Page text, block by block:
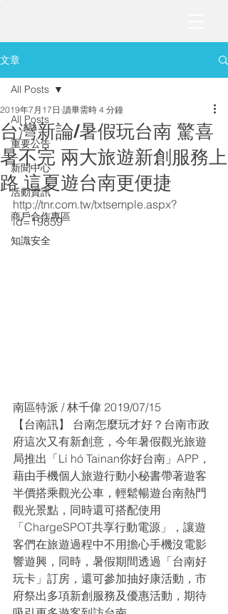
文章
All Posts
重要公告
新聞中心
活動資訊
商戶合作專區
知識安全
All Posts
台灣新論/暑假玩台南 驚喜
暑不完 兩大旅遊新創服務上
路 這夏遊台南更便捷
2019年7月17日 讀畢需時 4 分鐘
http://tnr.com.tw/txtsemple.aspx?
id=19859
南區特派 / 林千偉 2019/07/15
【台南訊】 台南怎麼玩才好？台南市政
府這次又有新創意，今年暑假觀光旅遊
局推出「Lí hó Tainan你好台南」APP，
藉由手機個人旅遊行動小秘書帶著遊客
半價搭乘觀光公車，輕鬆暢遊台南熱門
觀光景點，同時還可搭配使用
「ChargeSPOT共享行動電源」，讓遊
客們在旅遊過程中不用擔心手機沒電影
響遊興，同時，暑假期間透過「台南好
玩卡」訂房，還可參加抽好康活動，市
府祭出多項新創服務及優惠活動，期待